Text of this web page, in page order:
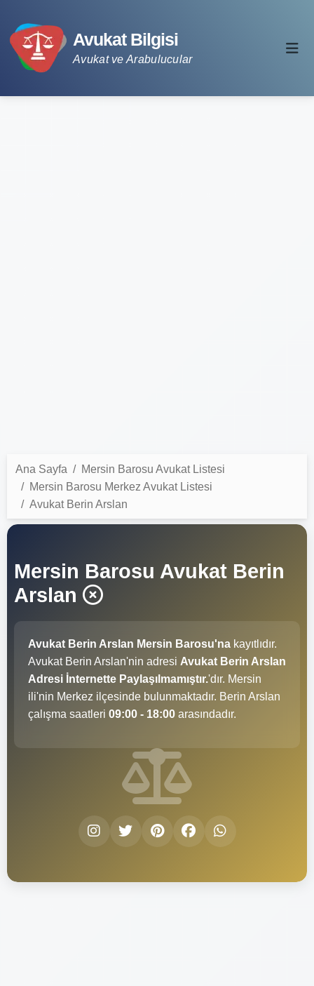
Avukat Bilgisi
Avukat ve Arabulucular
Ana Sayfa
Mersin Barosu Avukat Listesi
Mersin Barosu Merkez Avukat Listesi
Avukat Berin Arslan
Mersin Barosu Avukat Berin
Arslan
Avukat Berin Arslan Mersin Barosu'na kayıtlıdır.
Avukat Berin Arslan'nin adresi Avukat Berin Arslan
Adresi İnternette Paylaşılmamıştır.'dır. Mersin
ili'nin Merkez ilçesinde bulunmaktadır. Berin Arslan
çalışma saatleri 09:00 - 18:00 arasındadır.